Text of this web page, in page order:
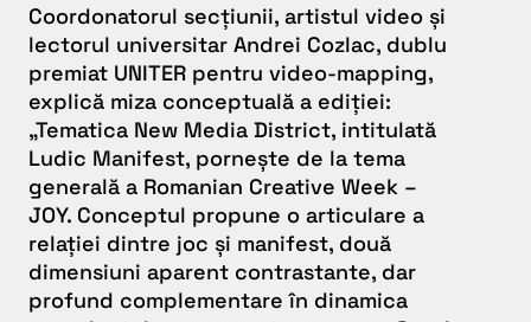
Coordonatorul secțiunii, artistul video și
lectorul universitar Andrei Cozlac, dublu
premiat UNITER pentru video-mapping,
explică miza conceptuală a ediției:
„Tematica New Media District, intitulată
Ludic Manifest, pornește de la tema
generală a Romanian Creative Week –
JOY. Conceptul propune o articulare a
relației dintre joc și manifest, două
dimensiuni aparent contrastante, dar
profund complementare în dinamica